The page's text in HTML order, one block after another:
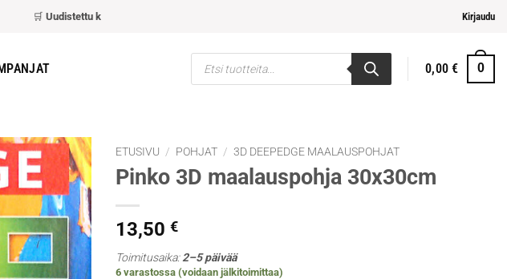
Uudistettu kassa– nopeampi ja helpompi maksaminen Kirjaudu
Products
search
0,00€ 0
ETUSIVU / POHJAT / 3D DEEPEDGE MAALAUSPOHJAT
Pinko 3D maalauspohja 30x30cm
13,50 €
Toimitusaika:2–5 päivää
6 varastossa (voidaan jälkitoimittaa)